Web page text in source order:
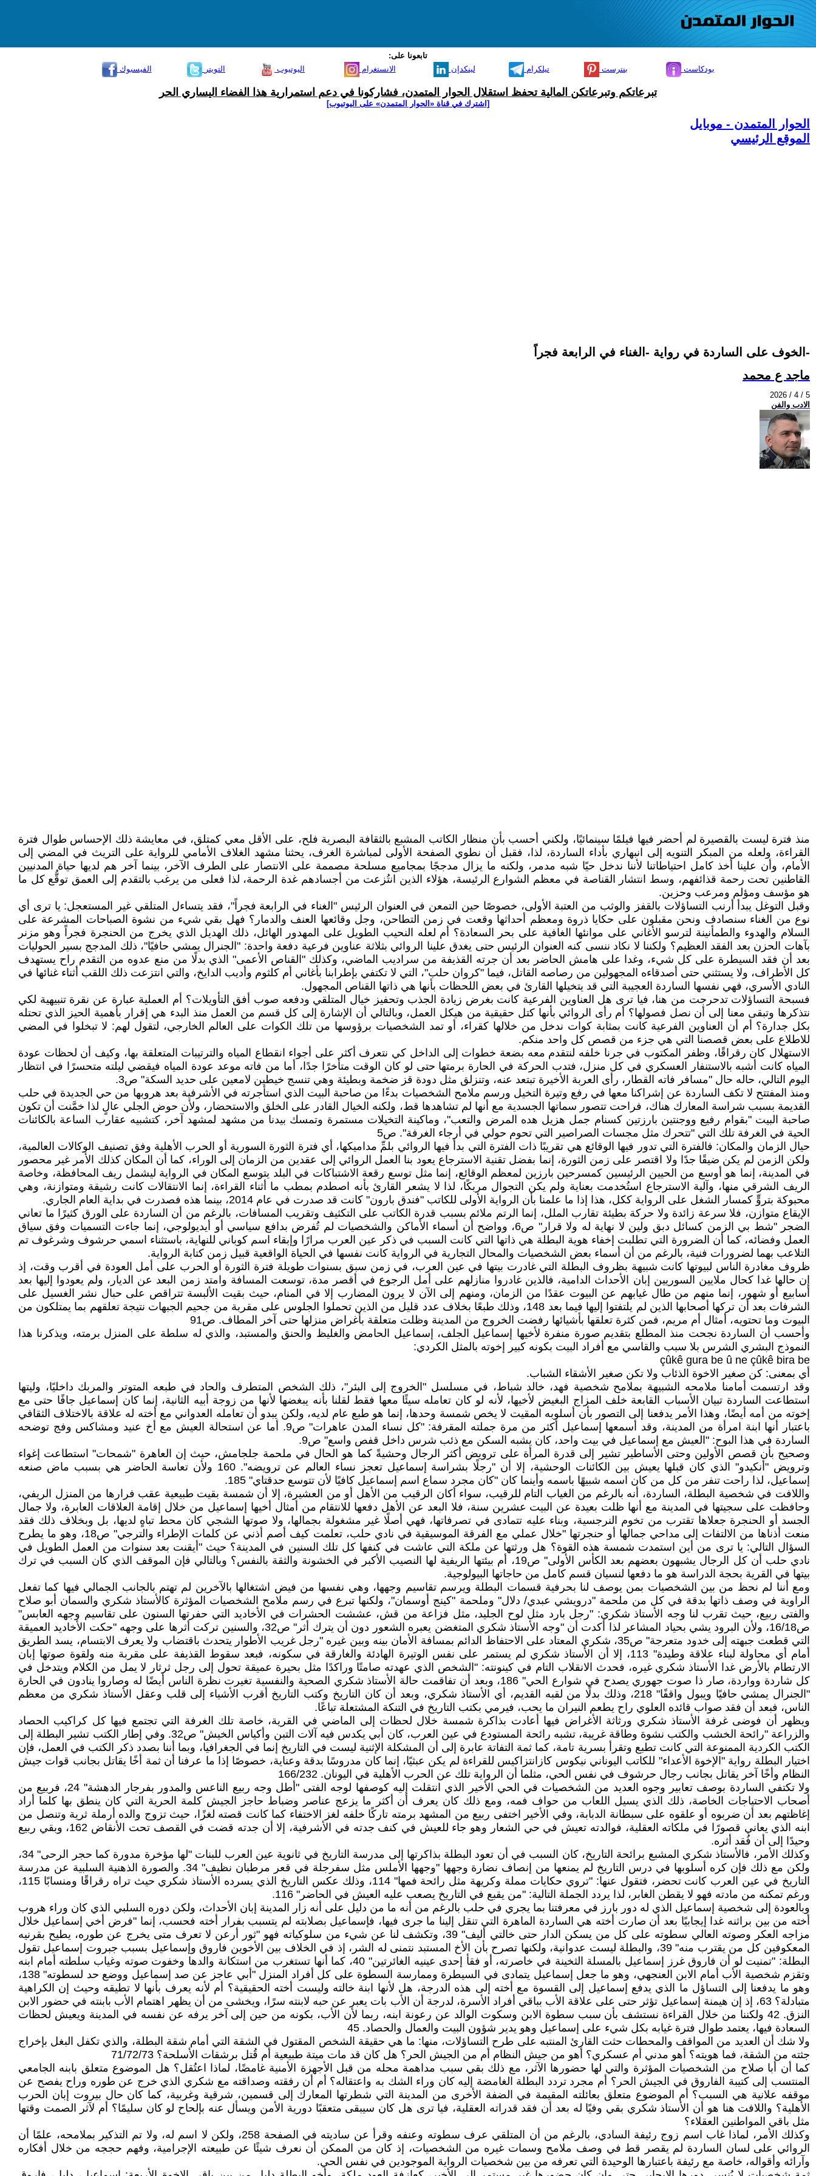
تابعونا على:
الفيسبوك
التويتر اليوتيوب الانستغرام لينكدإن تيلكرام بنترست بودكاست
تبرعاتكم وتبرعاتكن المالية تحفظ استقلال الحوار المتمدن، فشاركونا في دعم استمرارية هذا الفضاء اليساري الحر
[اشترك في قناة ‫«الحوار المتمدن» على اليوتيوب]
الحوار المتمدن - موبايل
الموقع الرئيسي
الخوف على الساردة في رواية -الغناء في الرابعة فجراً-
ماجد ع محمد
2026 / 4 / 5
الادب والفن
منذ فترة ليست بالقصيرة لم أحضر فيها فيلمًا سينمائيًا، ولكني أحسب بأن منظار الكاتب المشبع بالثقافة البصرية فلح، على الأقل معي كمتلق، في معايشة ذلك الإحساس طوال فترة
القراءة، ولعله من المبكر التنويه إلى انبهاري بأداء الساردة، لذا، فقبل أن نطوي الصفحة الأولى لمباشرة الغرف، يحثنا مشهد الغلاف الأمامي للرواية على التريث في المضي إلى
الأمام، وأن علينا أخذ كامل احتياطاتنا لأننا ندخل حيًا شبه مدمر، ولكنه ما يزال مدججًا بمجاميع مسلحة مصممة على الانتصار على الطرف الآخر، بينما آخر هم لديها حياة المدنيين
القاطنين تحت رحمة قذائفهم، وسط انتشار القناصة في معظم الشوارع الرئيسة، هؤلاء الذين انتُزعت من أجسادهم غدة الرحمة، لذا فعلى من يرغب بالتقدم إلى العمق توقُّع كل ما
هو مؤسف ومؤلم ومرعب وحزين.
وقبل التوغل يبدأ أرنب التساؤلات بالقفز والوثب من العتبة الأولى، خصوصًا حين التمعن في العنوان الرئيس "الغناء في الرابعة فجراً"، فقد يتساءل المتلقي غير المستعجل: يا ترى أي
نوع من الغناء سنصادف ونحن مقبلون على حكايا ذروة ومعظم أحداثها وقعت في زمن التطاحن، وجل وقائعها العنف والدمار؟ فهل بقي شيء من نشوة الصباحات المشرعة على
السلام والهدوء والطمأنينة لترسو الأغاني على موانئها الغافية على بحر السعادة؟ أم لعله النحيب الطويل على المهدور الهائل، ذلك الهديل الذي يخرج من الحنجرة فجراً وهو مزنر
بآهات الحزن بعد الفقد العظيم؟ ولكننا لا نكاد ننسى كنه العنوان الرئيس حتى يغدق علينا الروائي بثلاثة عناوين فرعية دفعة واحدة: "الجنرال يمشي حافيًا"، ذلك المدجج بسير الحوليات
بعد أن فقد السيطرة على كل شيء، وغدا على هامش الحاضر بعد أن جرته القذيفة من سراديب الماضي، وكذلك "القناص الأعمى" الذي بدلًا من منع عدوه من التقدم راح يستهدف
كل الأطراف، ولا يستثني حتى أصدقاءه المجهولين من رصاصه القاتل، فيما "كروان حلب"، التي لا تكتفي بإطرابنا بأغاني أم كلثوم وأديب الدايخ، والتي انتزعت ذلك اللقب أثناء غنائها في
النادي الأسري، فهي نفسها الساردة العجيبة التي قد يتخيلها القارئ في بعض اللحظات بأنها هي ذاتها القناص المجهول.
فسبحة التساؤلات تدحرجت من هنا، فيا ترى هل العناوين الفرعية كانت بغرض زيادة الجذب وتحفيز خيال المتلقي ودفعه صوب أفق التأويلات؟ أم العملية عبارة عن نقرة تنبيهية لكي
نتذكرها وتبقى معنا إلى أن نصل فصولها؟ أم رأى الروائي بأنها كتل حقيقية من هيكل العمل، وبالتالي أن الإشارة إلى كل قسم من العمل منذ البدء هي إقرار بأهمية الحيز الذي تحتله
بكل جدارة؟ أم أن العناوين الفرعية كانت بمثابة كوات ندخل من خلالها كقراء، أو تمد الشخصيات برؤوسها من تلك الكوات على العالم الخارجي، لتقول لهم: لا تبخلوا في المضي
للاطلاع على بعض قصصنا التي هي جزء من قصص كل واحد منكم.
الاستهلال كان رقراقًا، وظفر المكتوب في جرنا خلفه لنتقدم معه بضعة خطوات إلى الداخل كي نتعرف أكثر على أجواء انقطاع المياه والترتيبات المتعلقة بها، وكيف أن لحظات عودة
المياه كانت أشبه بالاستنفار العسكري في كل منزل، فتدب الحركة في الحارة برمتها حتى لو كان الوقت متأخرًا جدًا، أما من فاته موعد عودة المياه فيقضي ليلته متحسرًا في انتظار
اليوم التالي، حاله حال "مسافر فاته القطار، رأى العربة الأخيرة تبتعد عنه، وتنزلق مثل دودة قز ضخمة وبطيئة وهي تنسج خيطين لامعين على حديد السكة" ص3.
ومنذ المفتتح لا تكف الساردة عن إشراكنا معها في رفع وتيرة التخيل ورسم ملامح الشخصيات بدءًا من صاحبة البيت الذي استأجرته في الأشرفية بعد هروبها من حي الجديدة في حلب
القديمة بسبب شراسة المعارك هناك، فراحت تتصور سماتها الجسدية مع أنها لم تشاهدها قط، ولكنه الخيال القادر على الخلق والاستحضار، ولأن حوض الجلي عالٍ لذا خمَّنت أن تكون
صاحبة البيت "بقوام رفيع ووجنتين بارزتين كسنام جمل هزيل هده المرض والتعب"، وماكينة التخيلات مستمرة وتمسك بيدنا من مشهد لمشهد آخر، كتشبيه عقارب الساعة بالكائنات
الحية في الغرفة تلك التي "تتحرك مثل مجسات الصراصير التي تحوم حولي في أرجاء الغرفة". ص5
حيال الزمان والمكان: فالفترة التي تدور فيها الوقائع هي تقريبًا ذات الفترة التي بدأ فيها الروائي بلمِّ مداميكها، أي فترة الثورة السورية أو الحرب الأهلية وفق تصنيف الوكالات العالمية،
ولكن الزمن لم يكن ضيقًا جدًا ولا اقتصر على زمن الثورة، إنما بفضل تقنية الاسترجاع يعود بنا العمل الروائي إلى عقدين من الزمان إلى الوراء، كما أن المكان كذلك الأمر غير محصور
في المدينة، إنما هو أوسع من الحيين الرئيسين كمسرحين بارزين لمعظم الوقائع، إنما مثل توسع رقعة الاشتباكات في البلد يتوسع المكان في الرواية ليشمل ريف المحافظة، وخاصة
الريف الشرقي منها، وآلية الاسترجاع استُخدمت بعناية ولم يكن التجوال مربكًا، لذا لا يشعر القارئ بأنه اصطدم بمطب ما أثناء القراءة، إنما الانتقالات كانت رشيقة ومتوازنة، وهي
محبوكة بتروٍّ كمسار الشغل على الرواية ككل، هذا إذا ما علمنا بأن الرواية الأولى للكاتب "فندق بارون" كانت قد صدرت في عام 2014، بينما هذه فصدرت في بداية العام الجاري.
الإيقاع متوازن، فلا سرعة زائدة ولا حركة بطيئة تقارب الملل، إنما الرتم ملائم بسبب قدرة الكاتب على التكثيف وتقريب المسافات، بالرغم من أن الساردة على الورق كثيرًا ما تعاني
الضجر "شط بي الزمن كسائل دبق ولين لا نهاية له ولا قرار" ص6، وواضح أن أسماء الأماكن والشخصيات لم تُفرض بدافع سياسي أو أيديولوجي، إنما جاءت التسميات وفق سياق
العمل وفضائه، كما أن الضرورة التي تطلبت إخفاء هوية البطلة هي ذاتها التي كانت السبب في ذكر عين العرب مرارًا وإبقاء اسم كوباني للنهاية، باستثناء اسمي حرشوف وشرغوف تم
التلاعب بهما لضرورات فنية، بالرغم من أن أسماء بعض الشخصيات والمحال التجارية في الرواية كانت نفسها في الحياة الواقعية قبيل زمن كتابة الرواية.
ظروف مغادرة الناس لبيوتها كانت شبيهة بظروف البطلة التي غادرت بيتها في عين العرب، في زمن سبق بسنوات طويلة فترة الثورة أو الحرب على أمل العودة في أقرب وقت، إذ
إن حالها غدا كحال ملايين السوريين إبان الأحداث الدامية، فالذين غادروا منازلهم على أمل الرجوع في أقصر مدة، توسعت المسافة وامتد زمن البعد عن الديار، ولم يعودوا إليها بعد
أسابيع أو شهور، إنما منهم من طال غيابهم عن البيوت عقدًا من الزمان، ومنهم إلى الآن لا يرون المضارب إلا في المنام، حيث بقيت الألبسة تتراقص على حبال نشر الغسيل على
الشرفات بعد أن تركها أصحابها الذين لم يلتفتوا إليها فيما بعد 148، وذلك طبعًا بخلاف عدد قليل من الذين تحملوا الجلوس على مقربة من جحيم الجبهات نتيجة تعلقهم بما يمتلكون من
البيوت وما تحتويه، أمثال أم مريم، فمن كثرة تعلقها بأشيائها رفضت الخروج من المدينة وظلت متعلقة بأغراض منزلها حتى آخر المطاف. ص91
وأحسب أن الساردة نجحت منذ المطلع بتقديم صورة منفرة لأخيها إسماعيل الجلف، إسماعيل الحامض والغليظ والحنق والمستبد، والذي له سلطة على المنزل برمته، ويذكرنا هذا
النموذج البشري الشرس بلا سبب والقاسي مع أفراد البيت بكونه كبير إخوته بالمثل الكردي:
çûkê gura be û ne çûkê bira be
أي بمعنى: كن صغير الاخوة الذئاب ولا تكن صغير الأشقاء الشباب.
وقد ارتسمت أمامنا ملامحه الشبيهة بملامح شخصية فهد، خالد شباط، في مسلسل "الخروج إلى البئر"، ذلك الشخص المتطرف والحاد في طبعه المتوتر والمربك داخليًا، وليتها
استطاعت الساردة تبيان الأسباب القابعة خلف المزاج البغيض لأخيها، لأنه لو كان تعامله سيئًا معها فقط لقلنا بأنه يبغضها لأنها من زوجة أبيه الثانية، إنما كان إسماعيل جافًا حتى مع
إخوته من أمه أيضًا، وهذا الأمر يدفعنا إلى التصور بأن أسلوبه المقيت لا يخص شمسة وحدها، إنما هو طبع عام لديه، ولكن يبدو أن تعامله العدواني مع أخته له علاقة بالاختلاف الثقافي
باعتبار أنها ابنة امرأة من المدينة، وقد أسمعها إسماعيل أكثر من مرة جملته المقرفة: "كل نساء المدن عاهرات" ص9. أما عن استحالة العيش مع أخ عنيد ومشاكس وفج توضحه
الساردة في هذا البوح: "العيش مع إسماعيل في بيت واحد، كان يشبه السكن مع ذئب شرس داخل قفص واسع" ص9.
وصحيح بأن قصص الأولين وحتى الأساطير تشير إلى قدرة المرأة على ترويض أكثر الرجال وحشيةً كما هو الحال في ملحمة جلجامش، حيث إن العاهرة "شمحات" استطاعت إغواء
وترويض "أنكيدو" الذي كان قبلها يعيش بين الكائنات الوحشية، إلا أن "رجلًا بشراسة إسماعيل تعجز نساء العالم عن ترويضه". 160 ولأن تعاسة الحاضر هي بسبب ماض صنعه
إسماعيل، لذا راحت تنفر من كل من كان اسمه شبيهًا باسمه وأينما كان "كان مجرد سماع اسم إسماعيل كافيًا لأن تتوسع حدقتاي" 185.
واللافت في شخصية البطلة، الساردة، أنه بالرغم من الغياب التام للرقيب، سواء أكان الرقيب من الأهل أو من العشيرة، إلا أن شمسة بقيت طبيعية عقب فرارها من المنزل الريفي،
وحافظت على سجيتها في المدينة مع أنها ظلت بعيدة عن البيت عشرين سنة، فلا البعد عن الأهل دفعها للانتقام من أمثال أخيها إسماعيل من خلال إقامة العلاقات العابرة، ولا جمال
الجسد أو الحنجرة جعلاها تقترب من تخوم النرجسية، وبناء عليه تتمادى في تصرفاتها، فهي أصلًا غير مشغولة بجمالها، ولا صوتها الشجي كان محط تباهٍ لديها، بل وبخلاف ذلك فقد
منعت أذناها من الالتفات إلى مداحي جمالها أو حنجرتها "خلال عملي مع الفرقة الموسيقية في نادي حلب، تعلمت كيف أصم أذني عن كلمات الإطراء والترجي" ص18، وهو ما يطرح
السؤال التالي: يا ترى من أين استمدت شمسة هذه القوة؟ هل ورثتها عن ملكة التي عاشت في كنفها كل تلك السنين في المدينة؟ حيث "أيقنت بعد سنوات من العمل الطويل في
نادي حلب أن كل الرجال يشبهون بعضهم بعد الكأس الأولى" ص19، أم بيئتها الريفية لها النصيب الأكبر في الخشونة والثقة بالنفس؟ وبالتالي فإن الموقف الذي كان السبب في ترك
بيتها في القرية بحجة الدراسة هو ما دفعها لنسيان قسم كامل من حاجاتها البيولوجية.
ومع أننا لم نحظ من بين الشخصيات بمن يوصف لنا بحرفية قسمات البطلة ويرسم تقاسيم وجهها، وهي نفسها من فيض اشتغالها بالآخرين لم تهتم بالجانب الجمالي فيها كما تفعل
الراوية في وصف ذاتها بدقة في كل من ملحمة "درويشي عبدي/ دلال" وملحمة "كينج أوسمان"، ولكنها تبرع في رسم ملامح الشخصيات المؤثرة كالأستاذ شكري والسمان أبو صلاح
والفتى ربيع، حيث تقرب لنا وجه الأستاذ شكري: "رجل بارد مثل لوح الجليد، مثل فزاعة من قش، عششت الحشرات في الأخاديد التي حفرتها السنون على تقاسيم وجهه العابس"
ص16/18، ولأن البرود يشي بحياد المشاعر لذا أكدت أن "وجه الأستاذ شكري المتغضن يعبره الشعور دون أن يترك أثر" ص32، والسنين تركت أثرها على وجهه "حكت الأخاديد العميقة
التي قطعت جبهته إلى خدود متعرجة" ص35، شكري المعتاد على الاحتفاظ الدائم بمسافة الأمان بينه وبين غيره "رجل غريب الأطوار يتحدث باقتضاب ولا يعرف الابتسام، يسد الطريق
أمام أي محاولة لبناء علاقة وطيدة" 113، إلا أن الأستاذ شكري لم يستمر على نفس الوتيرة الهادئة والغارقة في سكونه، فبعد سقوط القذيفة على مقربة منه ولقوة صوتها إبان
الارتطام بالأرض غدا الأستاذ شكري غيره، فحدث الانقلاب التام في كينونته: "الشخص الذي عهدته صامتًا وراكدًا مثل بحيرة عميقة تحول إلى رجل ثرثار لا يمل من الكلام ويتدخل في
كل شاردة وواردة، صار ذا صوت جهوري يصدح في شوارع الحي" 186، وبعد أن تفاقمت حالة الأستاذ شكري الصحية والنفسية تغيرت نظرة الناس أيضًا له وصاروا ينادون في الحارة
"الجنرال يمشي حافيًا ويبول واقفًا" 218، وذلك بدلًا من لقبه القديم، أي الأستاذ شكري، وبعد أن كان التاريخ وكتب التاريخ أقرب الأشياء إلى قلب وعقل الأستاذ شكري من معظم
الناس، فبعد أن فقد صواب قائده العلوي راح يطعم النيران ما يحب، فيرمي بكتب التاريخ في التنكة المشتعلة تباعًا.
ويظهر أن فوضى غرفة الأستاذ شكري ورثاثة الأغراض فيها أعادت بذاكرة شمسة خلال لحظات إلى الماضي في القرية، خاصة تلك الغرفة التي تجتمع فيها كل كراكيب الحصاد
والزراعة "رائحة الخشب والكتب نشوة وطاقة غريبة، تشبه رائحة المستودع في عين العرب، كان أبي يكدس فيه آلات التبن وأكياس الخيش" ص32. وفي إطار الكتب تشير البطلة إلى
الكتب الكردية الممنوعة التي كانت تطبع وتقرأ بسرية تامة، كما ثمة التفاتة عابرة إلى أن المشكلة الإثنية ليست في التاريخ إنما في الجغرافيا، وبما أننا بصدد ذكر الكتب في العمل، فإن
اختيار البطلة رواية "الإخوة الأعداء" للكاتب اليوناني نيكوس كازانتزاكيس للقراءة لم يكن عبثيًا، إنما كان مدروسًا بدقة وعناية، خصوصًا إذا ما عرفنا أن ثمة أخًا يقاتل بجانب قوات جيش
النظام وأخًا آخر يقاتل بجانب رجال حرشوف في نفس الحي، مثلما أن الرواية تلك عن الحرب الأهلية في اليونان. 166/232
ولا تكتفي الساردة بوصف تعابير وجوه العديد من الشخصيات في الحي الأخير الذي انتقلت إليه كوصفها لوجه الفتى "أطل وجه ربيع الناعس والمدور بفرجار الدهشة" 24، فربيع من
أصحاب الاحتياجات الخاصة، ذلك الذي يسيل اللعاب من حواف فمه، ومع ذلك كان يعرف أن أكثر ما يزعج عناصر وضباط حاجز الجيش كلمة الحرية التي كان ينطق بها كلما أراد
إغاظتهم بعد أن ضربوه أو علقوه على سبطانة الدبابة، وفي الأخير اختفى ربيع من المشهد برمته تاركًا خلفه لغز الاختفاء كما كانت قصته لغزًا، حيث تزوج والده أرملة ثرية وتنصل من
ابنه الذي يعاني قصورًا في ملكاته العقلية، فوالدته تعيش في حي الشعار وهو جاء للعيش في كنف جدته في الأشرفية، إلا أن جدته قضت في القصف تحت الأنقاض 162، وبقي ربيع
وحيدًا إلى أن فُقد أثره.
وكذلك الأمر، فالأستاذ شكري المشبع برائحة التاريخ، كان السبب في أن تعود البطلة بذاكرتها إلى مدرسة التاريخ في ثانوية عين العرب للبنات "لها مؤخرة مدورة كما حجر الرحى" 34،
ولكن مع ذلك فإن كره أسلوبها في درس التاريخ لم يمنعها من إنصاف نضارة وجهها "وجهها الأملس مثل سفرجلة في قعر مرطبان نظيف" 34. والصورة الذهنية السلبية عن مدرسة
التاريخ في عين العرب كانت تحضر، فتقول عنها: "تروي حكايات مملة وكريهة مثل رائحة فمها" 114، وذلك عكس التاريخ الذي يسرده الأستاذ شكري حيث تراه رقراقًا ومنسابًا 115،
ورغم تمكنه من مادته فهو لا يقطن الغابر، لذا يردد الجملة التالية: "من يقبع في التاريخ يصعب عليه العيش في الحاضر" 116.
وبالعودة إلى شخصية إسماعيل الذي له دور بارز في معرفتنا بما يجري في حلب بالرغم من أنه ما من دليل على أنه زار المدينة إبان الأحداث، ولكن دوره السلبي الذي كان وراء هروب
أخته من بين براثنه غدا إيجابيًا بعد أن صارت أخته هي الساردة الماهرة التي تنقل إلينا ما جرى فيها، فإسماعيل بصلابته لم يتسبب بفرار أخته فحسب، إنما "فرض أخي إسماعيل خلال
مزاجه العكر وصوته العالي سطوته على كل من يسكن الدار حتى خالتي أليف" 39، وتكشف لنا عن شيء من سلوكياته فهو "ثور أرعن لا تعرف متى يخرج عن طوره، يطيح بقرنيه
المعكوفين كل من يقترب منه" 39، والبطلة ليست عدوانية، ولكنها تصرح بأن الأخ المستبد نتمنى له الشر، إذ في الخلاف بين الأخوين فاروق وإسماعيل بسبب جبروت إسماعيل تقول
البطلة: "تمنيت لو أن فاروق غرز إسماعيل بالمسلة الثخينة في خاصرته، أو فقأ إحدى عينيه الغائرتين" 40، كما أنها تستغرب من استكانة والدها وخفوت صوته وغياب سلطته أمام ابنه
وتقزم شخصية الأب أمام الابن العنجهي، وهو ما جعل إسماعيل يتمادى في السيطرة وممارسة السطوة على كل أفراد المنزل "أبي عاجز عن صد إسماعيل ووضع حد لسطوته" 138،
وهو ما يدفعنا إلى التساؤل ما الذي يدفع إسماعيل إلى القسوة مع أخته إلى هذه الدرجة، هل لأنها ابنة خالته وليست أخته الحقيقية؟ أم لأنه يعرف بأنها لا تطيقه وحيث إن الكراهية
متبادلة؟ 63، إذ إن هيمنة إسماعيل تؤثر حتى على علاقة الأب بباقي أفراد الأسرة، لدرجة أن الأب بات يعبر عن حبه لابنته سرًا، ويخشى من أن يظهر اهتمام الأب بابنته في حضور الابن
النزق. 42 ولكننا من خلال القراءة نستشف بأن سبب سطوة الابن وسكوت الوالد عن رعونة ابنه، ربما لأن الأب، بكونه من حين إلى آخر يرفه عن نفسه في المدينة ويعيش لحظات
السعادة فيها، يعتمد طوال فترة غيابه بكل شيء على إسماعيل وهو يدير شؤون البيت والعمال والحصاد. 45
ولا شك أن العديد من المواقف والمحطات حثت القارئ المنتبه على طرح التساؤلات، منها: ما هي حقيقة الشخص المقتول في الشقة التي أمام شقة البطلة، والذي تكفل البغل بإخراج
جثته من الشقة، فما هويته؟ أهو مدني أم عسكري؟ أهو من جيش النظام أم من الجيش الحر؟ هل كان قد مات ميتة طبيعية أم قُتل برشقات الأسلحة؟ 71/72/73
كما أن أبا صلاح من الشخصيات المؤثرة والتي لها حضورها الآثر، مع ذلك بقي سبب مداهمة محله من قبل الأجهزة الأمنية غامضًا، لماذا اعتُقل؟ هل الموضوع متعلق بابنه الجامعي
المنتسب إلى كتيبة الفاروق في الجيش الحر؟ أم مجرد تردد البطلة الغامضة إليه كان وراء الشك به واعتقاله؟ أم أن رفقته وصداقته مع شكري الذي خرج عن طوره وراح يفصح عن
موقفه علانية هي السبب؟ أم الموضوع متعلق بعائلته المقيمة في الضفة الأخرى من المدينة التي شطرتها المعارك إلى قسمين، شرقية وغربية، كما كان حال بيروت إبان الحرب
الأهلية؟ واللافت هنا هو أن الأستاذ شكري بقي وفيًا له بعد أن فقد قدراته العقلية، فيا ترى هل كان سيبقى متعقبًا دورية الأمن ويسأل عنه بإلحاح لو كان سليمًا؟ أم لآثر الصمت وقتها
مثل باقي المواطنين العقلاء؟
وكذلك الأمر، لماذا غاب اسم زوج رئيفة السادي، بالرغم من أن المتلقي عرف سطوته وعنفه وقرأ عن ساديته في الصفحة 258، ولكن لا اسم له، ولا تم التذكير بملامحه، علمًا أن
الروائي على لسان الساردة لم يقصر قط في وصف ملامح وسمات غيره من الشخصيات، إذ كان من الممكن أن نعرف شيئًا عن طبيعته الإجرامية، وفهم حججه من خلال أفكاره
وآرائه وأقواله، خاصة مع رئيفة باعتبارها الوحيدة التي تعرفه من بين شخصيات الرواية الموجودين في نفس الحي.